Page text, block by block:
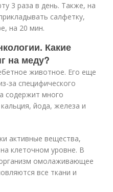
3 раза в день. Также, на
салфетку,
на 20 мин.
Какие
на меду?
животное. Его еще
за специфического
содержит много
йода, железа и
активные вещества,
клеточном уровне. В
омолаживающее
все ткани и